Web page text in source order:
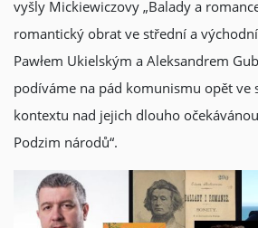
vyšly Mickiewiczovy „Balady a
romantický obrat ve střední a
Pawłem Ukielským a Aleksandrem
podíváme na pád komunismu opět ve
kontextu nad jejich dlouho
Podzim národů“.